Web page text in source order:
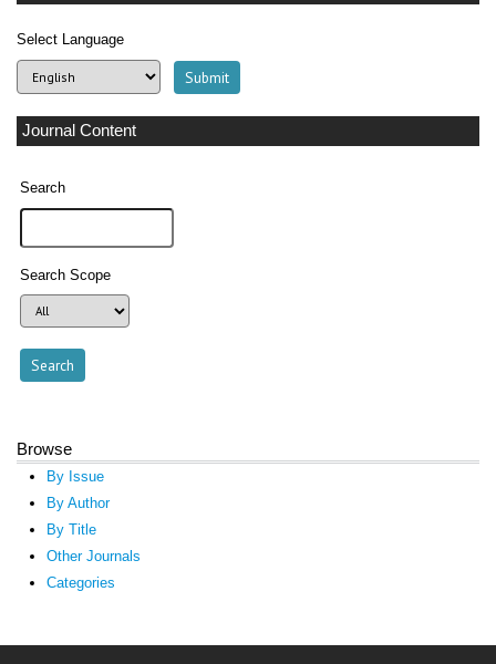
Select Language
Journal Content
Search
Search Scope
Browse
By Issue
By Author
By Title
Other Journals
Categories